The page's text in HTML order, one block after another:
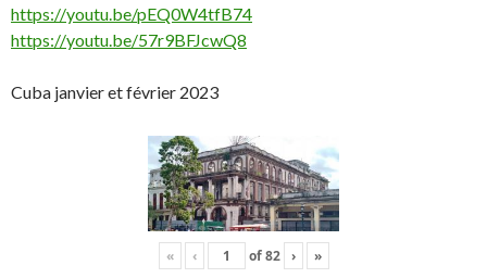
https://youtu.be/pEQ0W4tfB74
https://youtu.be/57r9BFJcwQ8
Cuba janvier et février 2023
« ‹ of82 › »